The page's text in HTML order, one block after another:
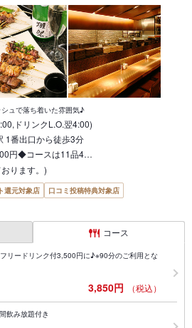
ュで落ち着いた雰囲気♪
ドリンクL.O.翌4:00)
1番出口から徒歩3分
円◆コースは11品4…
ります。)
還元対象店
口コミ投稿特典対象店
コース
リードリンク付3,500円に♪※90分のご利用とな
3,850円 （税込）
飲み放題付き